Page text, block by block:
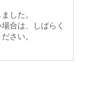
した。
合は、しばらく
さい。